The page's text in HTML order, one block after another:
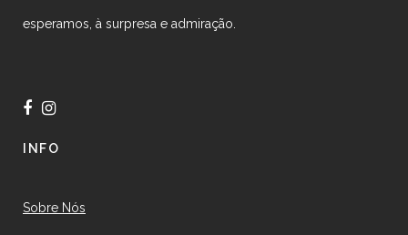
esperamos, à surpresa e admiração.
INFO
Sobre Nós